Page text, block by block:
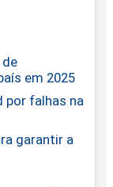
em 2025
por falhas na
garantir a